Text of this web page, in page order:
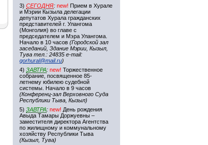
3) СЕГОДНЯ: new! Прием в Хурале
и Мэрии Кызыла делегации
депутатов Хурала гражданских
представителей г. Улангома
(Монголия) во главе с
председателем и Мэра Улангома.
Начало в 10 часов (Городской зал
заседаний, Здание Мэрии, Кызыл,
Тува тел.: 24835 e-mail:
gorhural@mail.ru)
4) ЗАВТРА: new! Торжественное
собрание, посвященное 85-
летнему юбилею судебной
системы. Начало в 9 часов
(Конференц-зал Верховного Суда
Республики Тыва, Кызыл)
5) ЗАВТРА: new! День рождения
Авыда Тамары Доржуевны –
заместителя директора Агентства
по жилищному и коммунальному
хозяйству Республики Тыва
(Кызыл, Тува)